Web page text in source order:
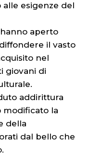
esigenze del
aperto
il vasto
nel
giovani di
addirittura
modificato la
della
dal bello che